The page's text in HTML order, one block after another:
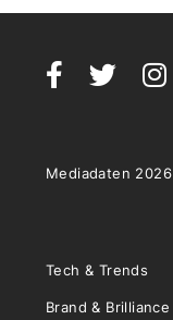
Mediadaten 2026
Tech & Trends
Brand & Brilliance